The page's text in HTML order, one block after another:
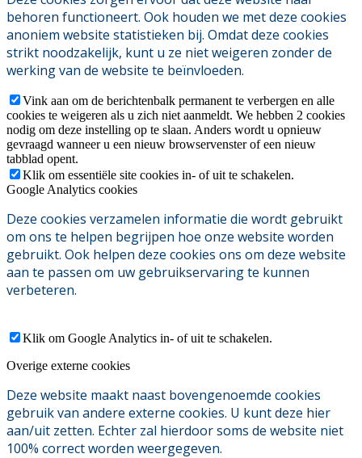
behoren functioneert. Ook houden we met deze cookies
anoniem website statistieken bij. Omdat deze cookies
strikt noodzakelijk, kunt u ze niet weigeren zonder de
werking van de website te beïnvloeden.
Vink aan om de berichtenbalk permanent te verbergen en alle
cookies te weigeren als u zich niet aanmeldt. We hebben 2 cookies
nodig om deze instelling op te slaan. Anders wordt u opnieuw
gevraagd wanneer u een nieuw browservenster of een nieuw
tabblad opent.
Klik om essentiële site cookies in- of uit te schakelen.
Google Analytics cookies
Deze cookies verzamelen informatie die wordt gebruikt
om ons te helpen begrijpen hoe onze website worden
gebruikt. Ook helpen deze cookies ons om deze website
aan te passen om uw gebruikservaring te kunnen
verbeteren.
Klik om Google Analytics in- of uit te schakelen.
Overige externe cookies
Deze website maakt naast bovengenoemde cookies
gebruik van andere externe cookies. U kunt deze hier
aan/uit zetten. Echter zal hierdoor soms de website niet
100% correct worden weergegeven.